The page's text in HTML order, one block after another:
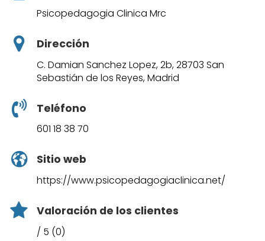
Psicopedagogia Clinica Mrc
Dirección
C. Damian Sanchez Lopez, 2b, 28703 San
Sebastián de los Reyes, Madrid
Teléfono
601 18 38 70
Sitio web
https://www.psicopedagogiaclinica.net/
Valoración de los clientes
/ 5 (0)